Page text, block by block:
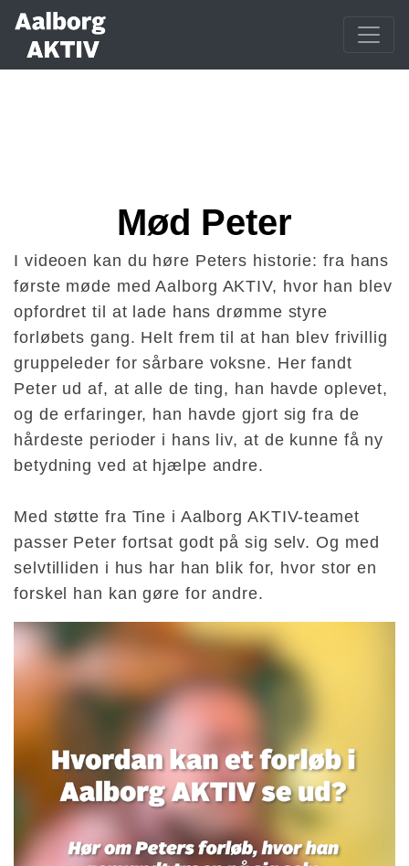
Mød Peter
I videoen kan du høre Peters historie: fra hans
første møde med Aalborg AKTIV, hvor han blev
opfordret til at lade hans drømme styre
forløbets gang. Helt frem til at han blev frivillig
gruppeleder for sårbare voksne. Her fandt
Peter ud af, at alle de ting, han havde oplevet,
og de erfaringer, han havde gjort sig fra de
hårdeste perioder i hans liv, at de kunne få ny
betydning ved at hjælpe andre.
Med støtte fra Tine i Aalborg AKTIV-teamet
passer Peter fortsat godt på sig selv. Og med
selvtilliden i hus har han blik for, hvor stor en
forskel han kan gøre for andre.